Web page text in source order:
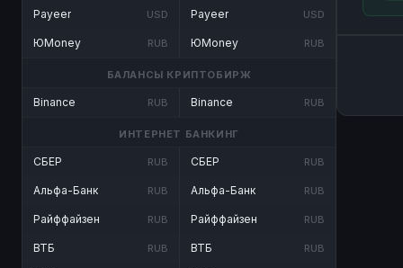
Payeer USD
ЮMoney RUB
Payeer USD
ЮMoney RUB
БАЛАНСЫ КРИПТОБИРЖ
Binance RUB Binance RUB
ИНТЕРНЕТ БАНКИНГ
СБЕР RUB
Альфа-Банк RUB
Райффайзен RUB
ВТБ RUB
СБЕР RUB
Альфа-Банк RUB
Райффайзен RUB
ВТБ RUB